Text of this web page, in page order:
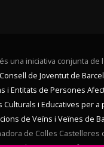
una iniciativa conjunta de l'
Consell de Joventut de
i Entitats de Persones
i Educatives per a
de Veïns i Veïnes de
de Colles Castelleres